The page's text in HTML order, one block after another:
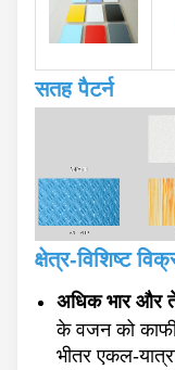
सतह पैटर्न
क्षेत्र-विशिष्ट
अधिक भार और
के वजन को
भीतर एकल-